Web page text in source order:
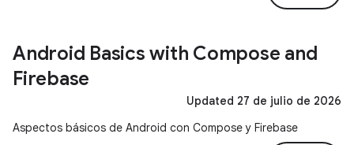
Android Basics with Compose and
Firebase
Updated 27 de julio de 2026
Aspectos básicos de Android con Compose y Firebase